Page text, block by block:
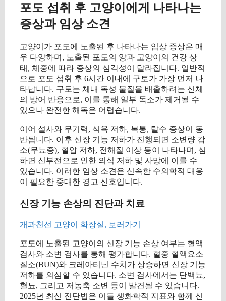
포도 섭취 후 고양이에게 나타나는
증상과 임상 소견
고양이가 포도에 노출된 후 나타나는 임상 증상은 매
우 다양하며, 노출된 포도의 양과 고양이의 건강 상
태, 체중에 따라 증상의 심각성이 달라집니다. 일반적
으로 포도 섭취 후 6시간 이내에 구토가 가장 먼저 나
타납니다. 구토는 체내 독성 물질을 배출하려는 신체
의 방어 반응으로, 이를 통해 일부 독소가 제거될 수
있으나 완전한 해독은 어렵습니다.
이어 설사와 무기력, 식욕 저하, 복통, 탈수 증상이 동
반됩니다. 이후 신장 기능 저하가 진행되면 소변량 감
소(무뇨증), 혈압 저하, 전해질 이상 등이 나타나며, 심
하면 신부전으로 인한 의식 저하 및 사망에 이를 수
있습니다. 이러한 임상 소견은 신속한 수의학적 대응
이 필요한 중대한 경고 신호입니다.
신장 기능 손상의 진단과 치료
개과천선 고양이 화장실, 보러가기
포도에 노출된 고양이의 신장 기능 손상 여부는 혈액
검사와 소변 검사를 통해 평가합니다. 혈중 혈액요소
질소(BUN)와 크레아티닌 수치가 상승하면 신장 기능
저하를 의심할 수 있습니다. 소변 검사에서는 단백뇨,
혈뇨, 그리고 저농축 소변 등이 발견될 수 있습니다.
2025년 최신 진단법은 이들 생화학적 지표와 함께 신